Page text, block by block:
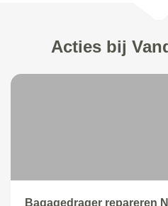
Acties bij
Bagagedrager repareren